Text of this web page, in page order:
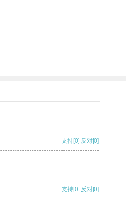
支持[0] 反对[0]
支持[0] 反对[0]